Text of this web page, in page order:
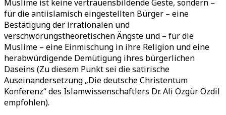
Muslime ist keine vertrauensbildende Geste, sondern –
für die antiislamisch eingestellten Bürger – eine
Bestätigung der irrationalen und
verschwörungstheoretischen Ängste und – für die
Muslime – eine Einmischung in ihre Religion und eine
herabwürdigende Demütigung ihres bürgerlichen
Daseins (Zu diesem Punkt sei die satirische
Auseinandersetzung „Die deutsche Christentum
Konferenz“ des Islamwissenschaftlers Dr. Ali Özgür Özdil
empfohlen).